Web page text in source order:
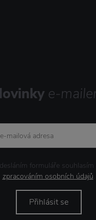
e-
formuláře souhlasím
zpracováním osobních údajů.
Přihlásit se